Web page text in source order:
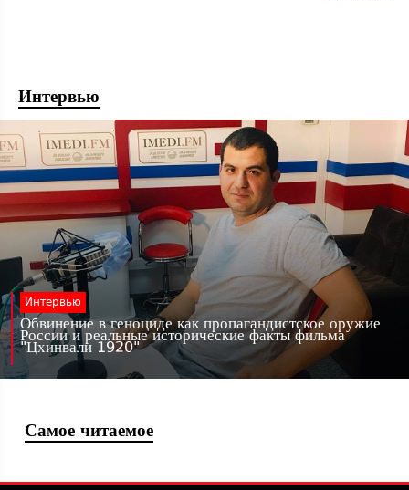
Интервью
Интервью
Обвинение в геноциде как пропагандистское оружие
России и реальные исторические факты фильма
"Цхинвали 1920"
Самое читаемое